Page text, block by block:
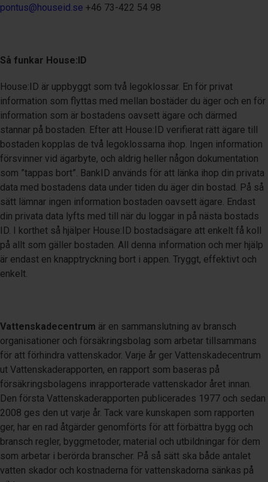
pontus@houseid.se +46 73-422 54 98
Så funkar House:ID
House:ID är uppbyggt som två legoklossar. En för privat
information som flyttas med mellan bostäder du äger och en för
information som är bostadens oavsett ägare och därmed
stannar på bostaden. Efter att House:ID verifierat rätt ägare till
bostaden kopplas de två legoklossarna ihop. Ingen information
försvinner vid ägarbyte, och aldrig heller någon dokumentation
som ”tappas bort”. BankID används för att länka ihop din privata
data med bostadens data under tiden du äger din bostad. På så
sätt lämnar ingen information bostaden oavsett ägare. Endast
din privata data lyfts med till när du loggar in på nästa bostads
ID. I korthet så hjälper House:ID bostadsägare att enkelt få koll
på allt som gäller bostaden. All denna information och mer hjälp
är endast en knapptryckning bort i appen. Tryggt, effektivt och
enkelt.
Vattenskadecentrum är en sammanslutning av bransch
organisationer och försäkringsbolag som arbetar tillsammans
för att förhindra vattenskador. Varje år ger Vattenskadecentrum
ut Vattenskaderapporten, en rapport som baseras på
försäkringsbolagens inrapporterade vattenskador året innan.
Den första Vattenskaderapporten publicerades 1977 och sedan
2008 ges den ut varje år. Tack vare kunskapen som rapporten
ger, har en rad åtgärder genomförts för att förbättra bygg och
bransch regler, byggmetoder, material och utbildningar för dem
som arbetar i berörda branscher. På så sätt ska både antalet
vatten skador och kostnaderna för vattenskadorna sänkas på